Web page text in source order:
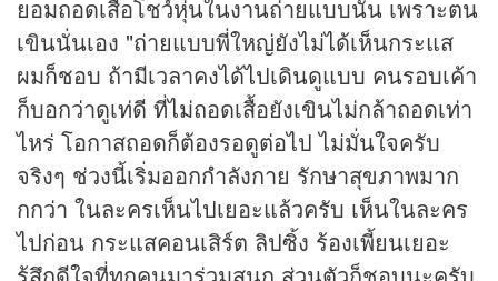
ยอมถอดเสื้อโชว์หุ่นในงานถ่ายแบบนั้น เพราะตน
เขินนั่นเอง "ถ่ายแบบพี่ใหญ่ยังไม่ได้เห็นกระแส
ผมก็ชอบ ถ้ามีเวลาคงได้ไปเดินดูแบบ คนรอบเค้า
ก็บอกว่าดูเท่ดี ที่ไม่ถอดเสื้อยังเขินไม่กล้าถอดเท่า
ไหร่ โอกาสถอดก็ต้องรอดูต่อไป ไม่มั่นใจครับ
จริงๆ ช่วงนี้เริ่มออกกำลังกาย รักษาสุขภาพมาก
กกว่า ในละครเห็นไปเยอะแล้วครับ เห็นในละคร
ไปก่อน กระแสคอนเสิร์ต ลิปซิ้ง ร้องเพี้ยนเยอะ